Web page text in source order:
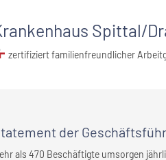
Spittal/
zertifiziert familienfreundlicher
der
als 470 Beschäftigte umsorgen